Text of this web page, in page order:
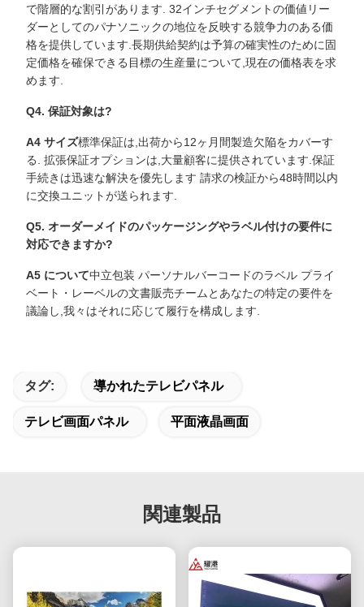
で階層的な割引があります. 32インチセグメントの価値リー
ダーとしてのパナソニックの地位を反映する競争力のある価
格を提供しています.長期供給契約は予算の確実性のために固
定価格を確保できる目標の生産量について,現在の価格表を求
めます.
Q4. 保証対象は?
A4 サイズ標準保証は,出荷から12ヶ月間製造欠陥をカバーす
る. 拡張保証オプションは,大量顧客に提供されています.保証
手続きは迅速な解決を優先します 請求の検証から48時間以内
に交換ユニットが送られます.
Q5. オーダーメイドのパッケージングやラベル付けの要件に
対応できますか?
A5 について中立包装 パーソナルバーコードのラベル プライ
ベート・レーベルの文書販売チームとあなたの特定の要件を
議論し,我々はそれに応じて履行を構成します.
タグ: 導かれたテレビパネル
テレビ画面パネル 平面液晶画面
関連製品